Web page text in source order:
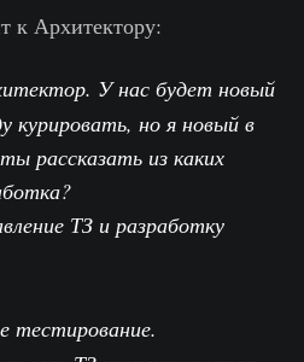
к Архитектору:
У нас будет новый
курировать, но я новый в
рассказать из каких
ТЗ и разработку
тестирование.